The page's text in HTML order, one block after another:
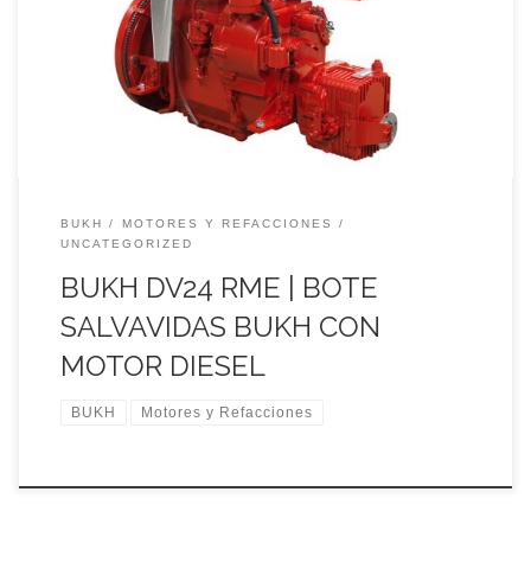
navegación segura y sin problemas.El DV24RME está
diseñado y construido como un motor marino genuino; no es
un motor industrial«marinizado».
BUKH
MOTORES Y REFACCIONES
UNCATEGORIZED
BUKH DV24 RME | BOTE
SALVAVIDAS BUKH CON
MOTOR DIESEL
BUKH Motores y Refacciones